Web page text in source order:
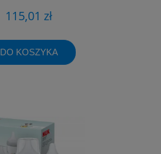
115,01 zł
DO KOSZYKA